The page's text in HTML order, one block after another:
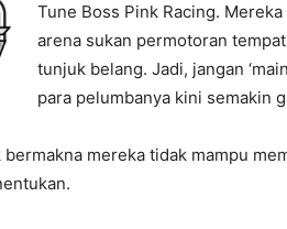
Tune Boss Pink Racing.
arena sukan permotoran
tunjuk belang. Jadi, jangan
para pelumbanya kini semakin
mereka tidak mampu